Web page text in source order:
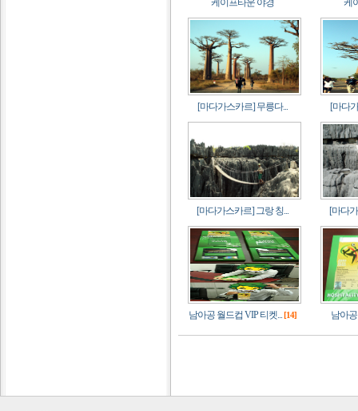
케이프타운 야경 케
[마다가스카르] 무릉다... [마다
[마다가스카르] 그랑 칭... [마다
남아공 월드컵 VIP 티켓... [14] 남아